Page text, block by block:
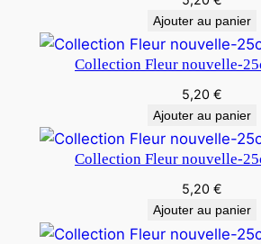
Ajouter au panier
Collection Fleur nouvelle-
5,20 €
Ajouter au panier
Collection Fleur nouvelle-
5,20 €
Ajouter au panier